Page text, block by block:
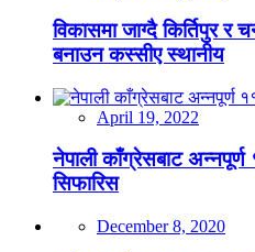
विकासमा जाग्दै किर्तिपुर र
बनाउन कस्सीए स्थानीय
April 19, 2022
नेपाली काँग्रेसबाट
सिफारिस
December 8, 2020